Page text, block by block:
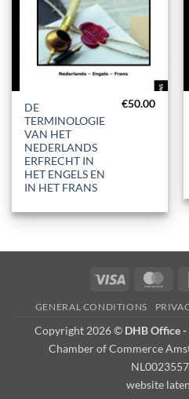
DE
TERMINOLOGIE
VAN HET
NEDERLANDS
ERFRECHT IN
HET ENGELS EN
IN HET FRANS
€50.00
Visa
GENERAL CONDITIONS
Copyright 2026 © DHB Office
Chamber of Commerce
website